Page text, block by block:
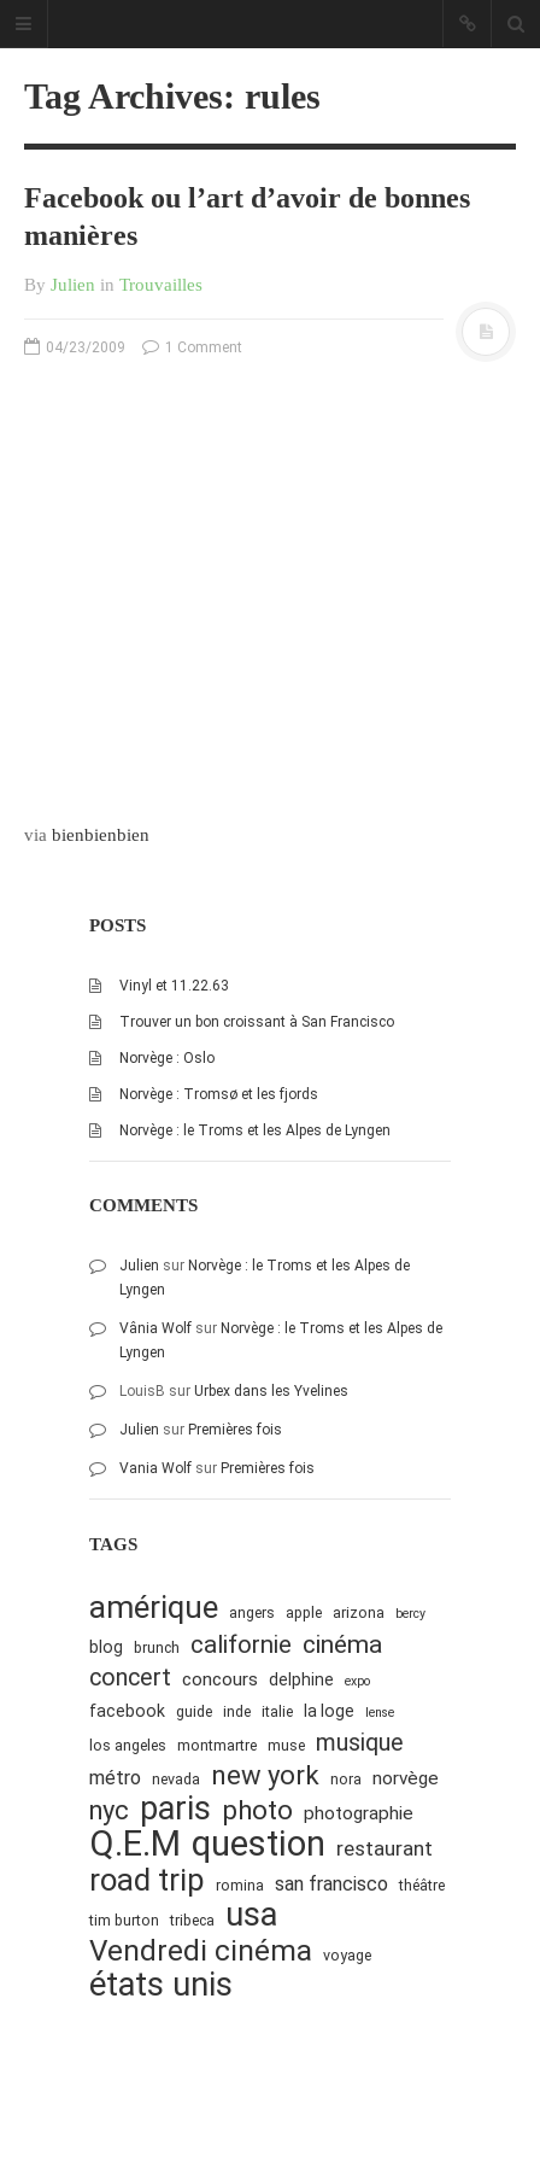
CATÉGORIES
Ailleurs
David
ARCHIVES
janvier 2013
décembre 2012
octobre 2012
septembre 2012
août 2012
juillet 2012
avril 2012
février 2012
janvier 2012
décembre 2011
septembre 2011
août 2011
juillet 2011
mai 2011
avril 2011
Tag Archives: rules
Facebook ou l’art d’avoir de bonnes
manières
By Julien in Trouvailles
04/23/2009 1 Comment
via bienbienbien
POSTS
Vinyl et 11.22.63
Trouver un bon croissant à San Francisco
Norvège : Oslo
Norvège : Tromsø et les fjords
Norvège : le Troms et les Alpes de Lyngen
COMMENTS
Julien sur Norvège : le Troms et les Alpes de
Lyngen
Vânia Wolf sur Norvège : le Troms et les Alpes de
Lyngen
LouisB sur Urbex dans les Yvelines
Julien sur Premières fois
Vania Wolf sur Premières fois
TAGS
amérique angers apple arizona bercy
blog brunch californie cinéma
concert concours delphine expo
facebook guide inde italie la loge lense
los angeles montmartre muse musique
métro nevada new york nora norvège
nyc paris photo photographie
Q.E.M question restaurant
road trip romina san francisco théâtre
tim burton
tribeca usa
Vendredi cinéma voyage
états unis